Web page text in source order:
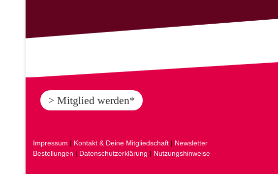
> Mitglied werden*
Impressum | Kontakt & Deine Mitgliedschaft | Newsletter
Bestellungen | Datenschutzerklärung | Nutzungshinweise